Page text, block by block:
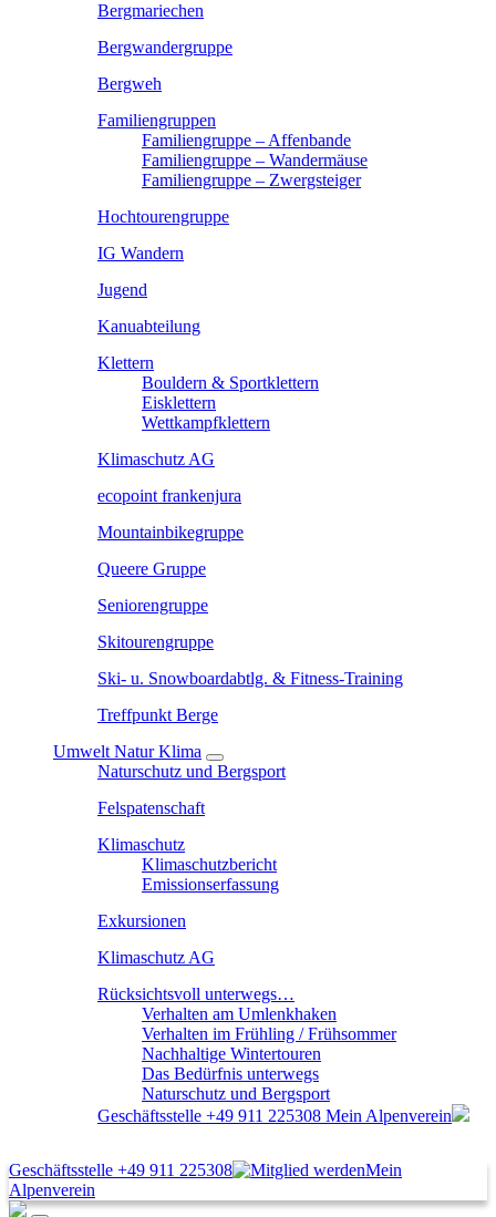
Bergmariechen
Bergwandergruppe
Bergweh
Familiengruppen
Familiengruppe – Affenbande
Familiengruppe – Wandermäuse
Familiengruppe – Zwergsteiger
Hochtourengruppe
IG Wandern
Jugend
Kanuabteilung
Klettern
Bouldern & Sportklettern
Eisklettern
Wettkampfklettern
Klimaschutz AG
ecopoint frankenjura
Mountainbikegruppe
Queere Gruppe
Seniorengruppe
Skitourengruppe
Ski- u. Snowboardabtlg. & Fitness-Training
Treffpunkt Berge
Umwelt Natur Klima
Naturschutz und Bergsport
Felspatenschaft
Klimaschutz
Klimaschutzbericht
Emissionserfassung
Exkursionen
Klimaschutz AG
Rücksichtsvoll unterwegs…
Verhalten am Umlenkhaken
Verhalten im Frühling / Frühsommer
Nachhaltige Wintertouren
Das Bedürfnis unterwegs
Naturschutz und Bergsport
Geschäftsstelle +49 911 225308 Mein Alpenverein
Geschäftsstelle +49 911 225308
Mein
Alpenverein